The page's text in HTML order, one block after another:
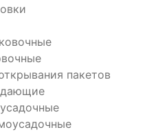
пакетов